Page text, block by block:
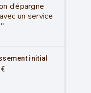
d’épargne
un service
initial